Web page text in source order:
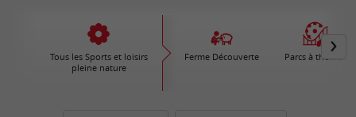
Tous les Sports et loisirs
pleine nature
Ferme Découverte Parcs à thèmes